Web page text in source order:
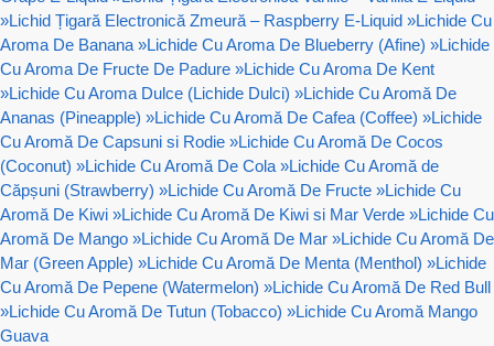
»Lichid Țigară Electronică Zmeură – Raspberry E-Liquid »Lichide Cu
Aroma De Banana »Lichide Cu Aroma De Blueberry (Afine) »Lichide
Cu Aroma De Fructe De Padure »Lichide Cu Aroma De Kent
»Lichide Cu Aroma Dulce (Lichide Dulci) »Lichide Cu Aromă De
Ananas (Pineapple) »Lichide Cu Aromă De Cafea (Coffee) »Lichide
Cu Aromă De Capsuni si Rodie »Lichide Cu Aromă De Cocos
(Coconut) »Lichide Cu Aromă De Cola »Lichide Cu Aromă de
Căpșuni (Strawberry) »Lichide Cu Aromă De Fructe »Lichide Cu
Aromă De Kiwi »Lichide Cu Aromă De Kiwi si Mar Verde »Lichide Cu
Aromă De Mango »Lichide Cu Aromă De Mar »Lichide Cu Aromă De
Mar (Green Apple) »Lichide Cu Aromă De Menta (Menthol) »Lichide
Cu Aromă De Pepene (Watermelon) »Lichide Cu Aromă De Red Bull
»Lichide Cu Aromă De Tutun (Tobacco) »Lichide Cu Aromă Mango
Guava